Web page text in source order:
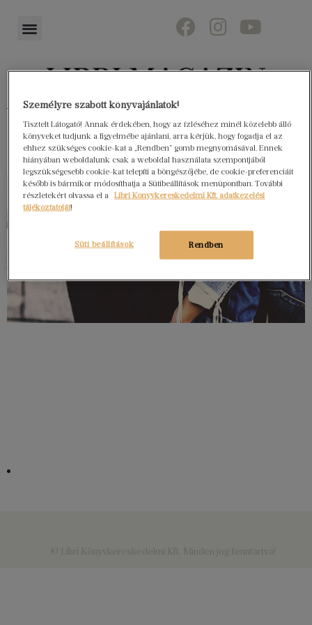
Könyvektől az olvasókig
Személyre szabott könyvajánlatok!
Tisztelt Látogató! Annak érdekében, hogy az ízléséhez minél közelebb álló
könyveket tudjunk a figyelmébe ajánlani, arra kérjük, hogy fogadja el az
ehhez szükséges cookie-kat a „Rendben” gomb megnyomásával. Ennek
hiányában weboldalunk csak a weboldal használata szempontjából
legszükségesebb cookie-kat telepíti a böngészőjébe, de cookie-preferenciáit
később is bármikor módosíthatja a Sütibeállítások menüpontban. További
részletekért olvassa el a
Libri Könyvkereskedelmi Kft. adatkezelési
tájékoztatóját!
Rendben
Süti beállítások